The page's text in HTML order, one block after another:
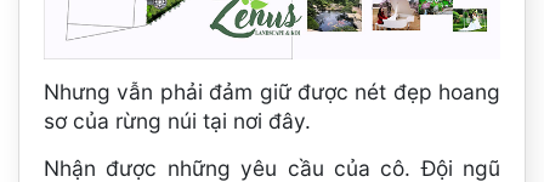
Nhưng vẫn phải đảm giữ được nét đẹp hoang
sơ của rừng núi tại nơi đây.
Nhận được những yêu cầu của cô. Đội ngũ